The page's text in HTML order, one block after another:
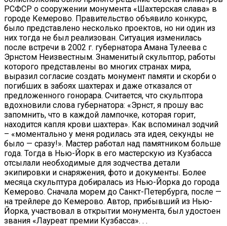
РСФСР о сооружении монумента «Шахтерская слава» в
городе Кемерово. Правительство объявило конкурс,
было представлено несколько проектов, но ни один из
них тогда не был реализован. Ситуация изменилась
после встречи в 2002 г. губернатора Амана Тулеева с
Эрнстом Неизвестным. Знаменитый скульптор, работы
которого представлены во многих странах мира,
выразил согласие создать монумент памяти и скорби о
погибших в забоях шахтерах и даже отказался от
предложенного гонорара. Считается, что скульптора
вдохновили слова губернатора: «Эрнст, я прошу вас
запомнить, что в каждой лампочке, которая горит,
находится капля крови шахтера». Как вспоминал зодчий
– «моментально у меня родилась эта идея, секунды не
было — сразу!». Мастер работал над памятником больше
года. Тогда в Нью-Йорк в его мастерскую из Кузбасса
отсылали необходимые для зодчества детали
экипировки и снаряжения, фото и документы. Более
месяца скульптура добиралась из Нью-Йорка до города
Кемерово. Сначала морем до Санкт-Петербурга, после —
на трейлере до Кемерово. Автор, прибывший из Нью-
Йорка, участвовал в открытии монумента, был удостоен
звания «Лауреат премии Кузбасса». . .